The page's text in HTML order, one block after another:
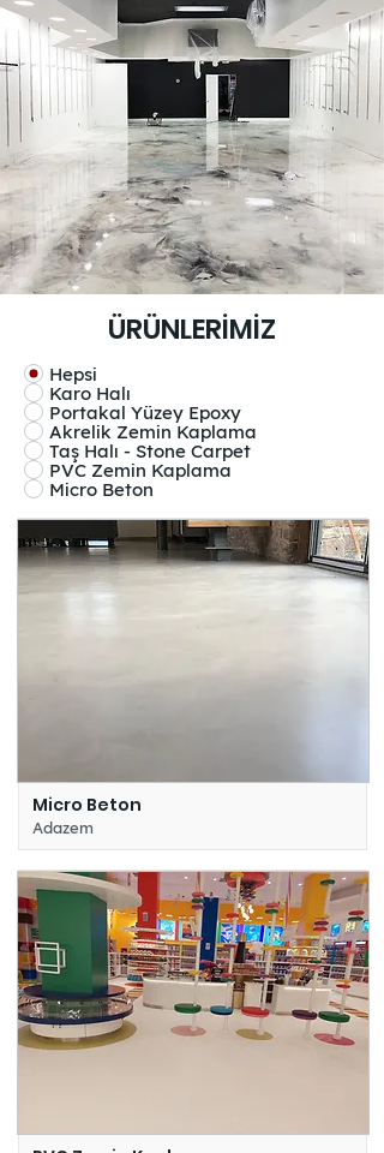
ÜRÜNLERİMİZ
Hepsi
Karo Halı
Portakal Yüzey Epoxy
Akrelik Zemin Kaplama
Taş Halı - Stone Carpet
PVC Zemin Kaplama
Micro Beton
Micro Beton
Adazem